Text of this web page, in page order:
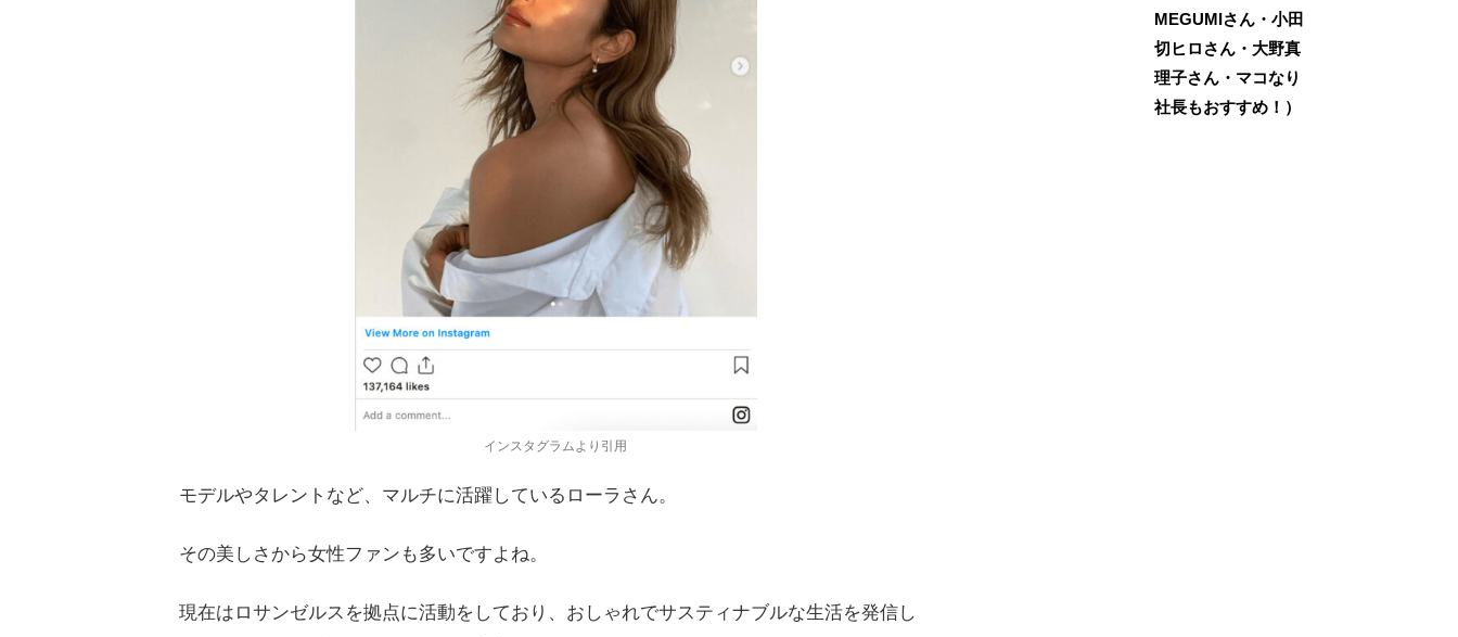
インスタグラムより引用
モデルやタレントなど、マルチに活躍しているローラさん。
その美しさから女性ファンも多いですよね。
現在はロサンゼルスを拠点に活動をしており、おしゃれでサスティナブルな生活を発信し
MEGUMIさん・小田
切ヒロさん・大野真
理子さん・マコなり
社長もおすすめ！）